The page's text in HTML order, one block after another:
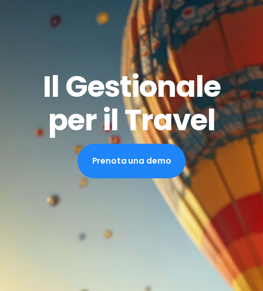
Il Gestionale
per il Travel
Prenota una demo